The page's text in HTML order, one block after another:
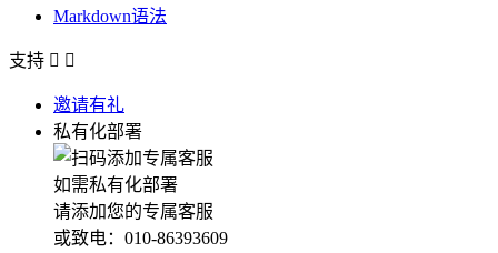
Markdown语法
支持  
邀请有礼
私有化部署
如需私有化部署
请添加您的专属客服
或致电：010-86393609